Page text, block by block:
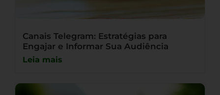
Canais Telegram: Estratégias para
Engajar e Informar Sua Audiência
Leia mais